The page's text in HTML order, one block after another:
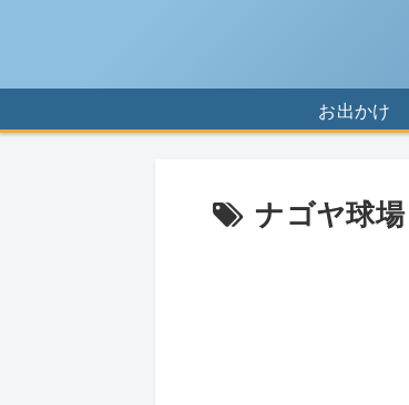
お出かけ
ナゴヤ球場